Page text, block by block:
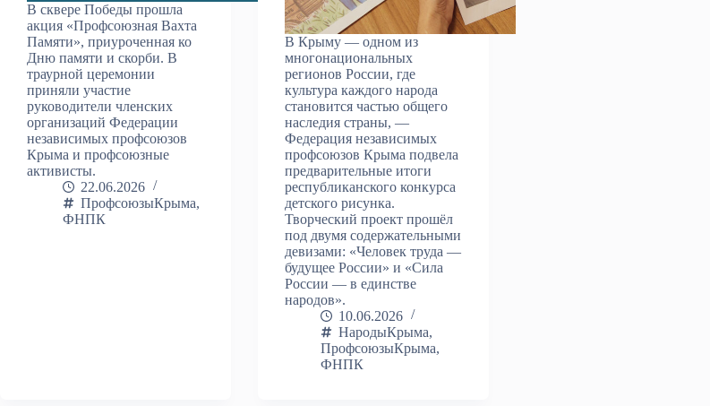
В сквере Победы прошла
акция «Профсоюзная Вахта
Памяти», приуроченная ко
Дню памяти и скорби. В
траурной церемонии
приняли участие
руководители членских
организаций Федерации
независимых профсоюзов
Крыма и профсоюзные
активисты.
22.06.2026
ПрофсоюзыКрыма,
ФНПК
В Крыму — одном из
многонациональных
регионов России, где
культура каждого народа
становится частью общего
наследия страны, —
Федерация независимых
профсоюзов Крыма подвела
предварительные итоги
республиканского конкурса
детского рисунка.
Творческий проект прошёл
под двумя содержательными
девизами: «Человек труда —
будущее России» и «Сила
России — в единстве
народов».
10.06.2026
НародыКрыма,
ПрофсоюзыКрыма,
ФНПК